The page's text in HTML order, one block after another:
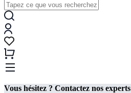
Vous hésitez ? Contactez nos experts